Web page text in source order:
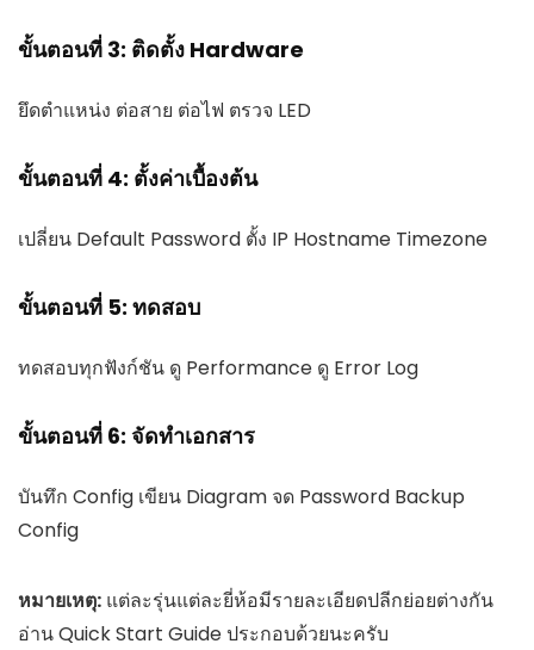
ขั้นตอนที่ 3: ติดตั้ง Hardware
ยึดตำแหน่ง ต่อสาย ต่อไฟ ตรวจ LED
ขั้นตอนที่ 4: ตั้งค่าเบื้องต้น
เปลี่ยน Default Password ตั้ง IP Hostname Timezone
ขั้นตอนที่ 5: ทดสอบ
ทดสอบทุกฟังก์ชัน ดู Performance ดู Error Log
ขั้นตอนที่ 6: จัดทำเอกสาร
บันทึก Config เขียน Diagram จด Password Backup
Config
หมายเหตุ: แต่ละรุ่นแต่ละยี่ห้อมีรายละเอียดปลีกย่อยต่างกัน
อ่าน Quick Start Guide ประกอบด้วยนะครับ